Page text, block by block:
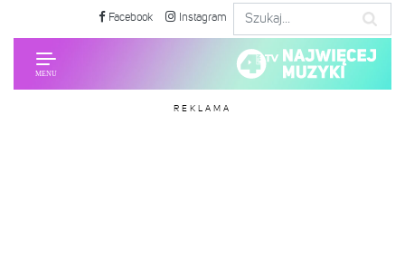
Facebook Instagram
REKLAMA